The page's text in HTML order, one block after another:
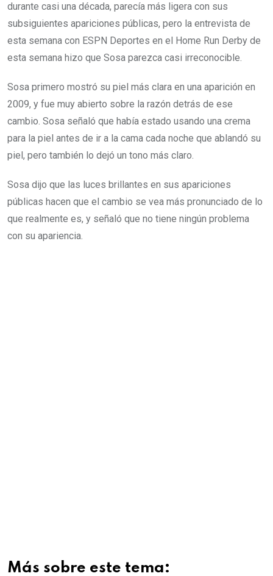
durante casi una década, parecía más ligera con sus
subsiguientes apariciones públicas, pero la entrevista de
esta semana con ESPN Deportes en el Home Run Derby de
esta semana hizo que Sosa parezca casi irreconocible.
Sosa primero mostró su piel más clara en una aparición en
2009, y fue muy abierto sobre la razón detrás de ese
cambio. Sosa señaló que había estado usando una crema
para la piel antes de ir a la cama cada noche que ablandó su
piel, pero también lo dejó un tono más claro.
Sosa dijo que las luces brillantes en sus apariciones
públicas hacen que el cambio se vea más pronunciado de lo
que realmente es, y señaló que no tiene ningún problema
con su apariencia.
Más sobre este tema: